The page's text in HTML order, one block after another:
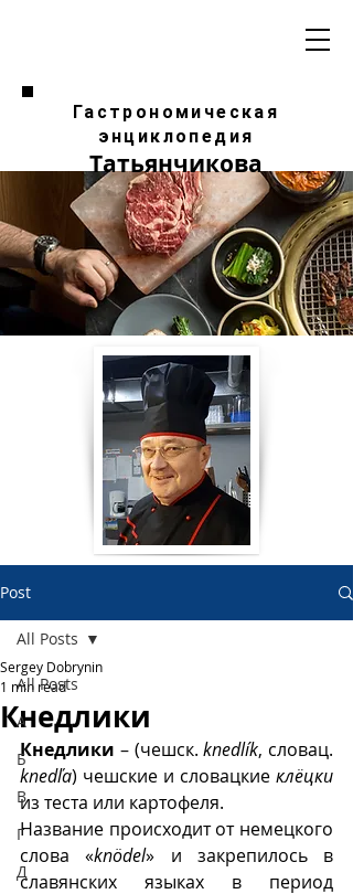
Гастрономическая
энциклопедия
Татьянчикова
Post
All Posts
А
Б
В
Г
Д
All Posts
Кнедлики
Sergey Dobrynin
1 min read
Кнедлики – (чешск. knedlík
knedľa) чешские и словацкие клёцки
из теста или картофеля.
Название происходит от немецкого
слова «knödel» и закрепилось в
славянских языках в период